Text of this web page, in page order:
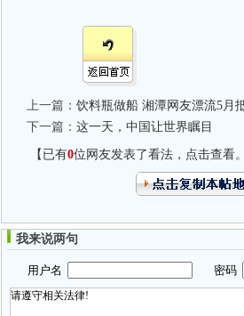
上一篇： 饮料瓶做船 湘潭网友漂流5月
下一篇： 这一天，中国让世界瞩目
【已有0位网友发表了看法，点击查看。
我来说两句
用户名 密码